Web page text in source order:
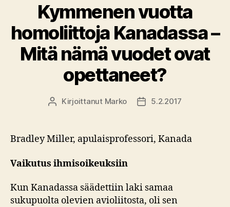
Kymmenen vuotta
homoliittoja Kanadassa –
Mitä nämä vuodet ovat
opettaneet?
Kirjoittaja
Kirjoittanut Marko Julkaisupäivämäärä
5.2.2017
Bradley Miller, apulaisprofessori, Kanada
Vaikutus ihmisoikeuksiin
Kun Kanadassa säädettiin laki samaa
sukupuolta olevien avioliitosta, oli sen